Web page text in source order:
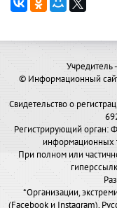
Учредитель
© Информационный
Свидетельство о
Регистрирующий орган:
информационных
При полном или
*Организации,
(Facebook и Instagram),